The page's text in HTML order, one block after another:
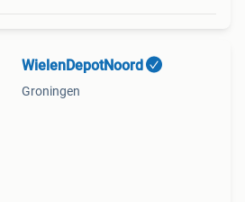
WielenDepotNoord
Groningen